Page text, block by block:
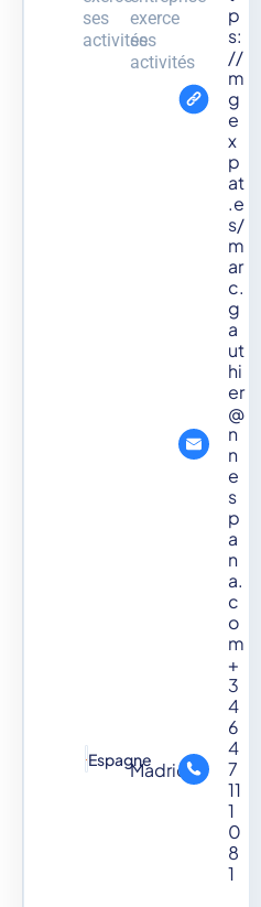
ses
activités
Espagne
exerce
ses
activités
Madrid
p
s:
//
m
g
e
x
p
at
.e
s/
m
ar
c.
g
a
ut
hi
er
@
n
n
e
s
p
a
n
a.
c
o
m
+
3
4
6
4
7
11
1
0
8
1